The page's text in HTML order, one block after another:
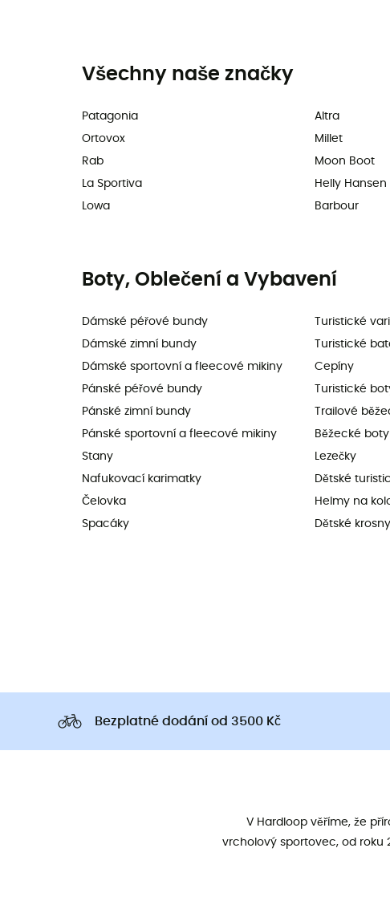
Zaručený původ v Evropě
Všechny naše značky
Patagonia
Ortovox
Rab
La Sportiva
Lowa
Altra
Millet
Moon Boot
Helly Hansen
Barbour
Boty, Oblečení a Vybavení
Dámské péřové bundy
Dámské zimní bundy
Dámské sportovní a fleecové mikiny
Pánské péřové bundy
Pánské zimní bundy
Pánské sportovní a fleecové mikiny
Stany
Nafukovací karimatky
Čelovka
Spacáky
Turistické
Turistické
Cepíny
Turistické
Trailové
Běžecké boty
Lezečky
Dětské
Helmy na
Dětské
Bezplatné dodání od 3500 Kč
V Hardloop věříme, že
vrcholový sportovec, od roku